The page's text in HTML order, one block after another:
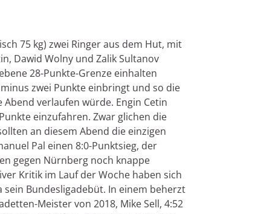
75 kg) zwei Ringer aus dem Hut, mit
Dawid Wolny und Zalik Sultanov
28-Punkte-Grenze einhalten
zwei Punkte einbringt und so die
verlaufen würde. Engin Cetin
einzufahren. Zwar glichen die
an diesem Abend die einzigen
Pal einen 8:0-Punktsieg, der
gegen Nürnberg noch knappe
Kritik im Lauf der Woche haben sich
sein Bundesligadebüt. In einem beherzt
Meister von 2018, Mike Sell, 4:52